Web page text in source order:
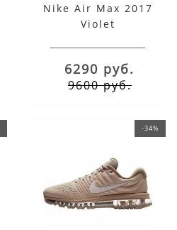
Nike Air Max 2017
Violet
6290 руб.
9600 руб.
-34%